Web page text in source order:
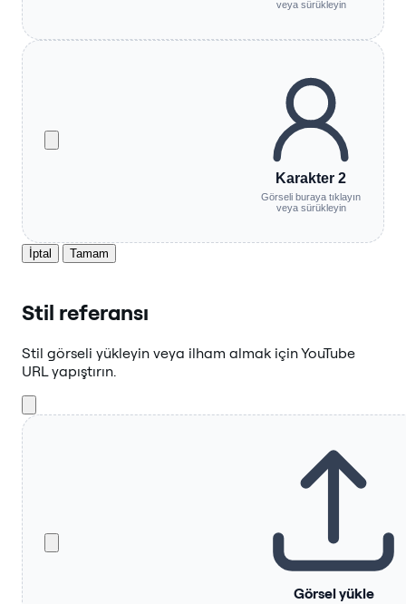
veya sürükleyin
Karakter 2
Görseli buraya tıklayın
veya sürükleyin
İptal Tamam
Stil referansı
Stil görseli yükleyin veya ilham almak için YouTube
URL yapıştırın.
Görsel yükle